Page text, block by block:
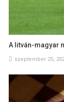
A litván-magyar
szeptember 25,